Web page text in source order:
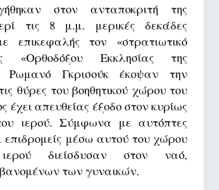
στον ανταποκριτή της
τις 8 μ.μ. μερικές δεκάδες
επικεφαλής τον «στρατιωτικό
«Ορθοδόξου Εκκλησίας της
Ρωμανό Γκρισούκ έκοψαν την
θύρες του βοηθητικού χώρου του
έχει απευθείας έξοδο στον κυρίως
ιερού. Σύμφωνα με αυτόπτες
επιδρομείς μέσω αυτού του χώρου
διείσδυσαν στον ναό,
των γυναικών.